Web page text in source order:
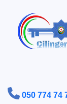
 050 774 74